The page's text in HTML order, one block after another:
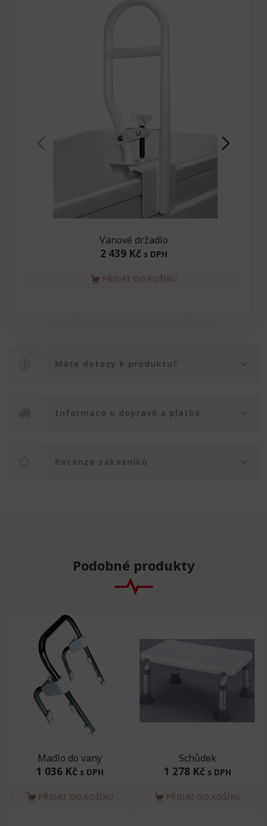
Vanové držadlo
2 439 Kč s DPH
PŘIDAT DO KOŠÍKU
Máte dotazy k produktu?
Informace o dopravě a platbě
Recenze zákazníků
Podobné produkty
Madlo do vany
1 036 Kč s DPH
PŘIDAT DO KOŠÍKU
Schůdek
1 278 Kč s DPH
PŘIDAT DO KOŠÍKU